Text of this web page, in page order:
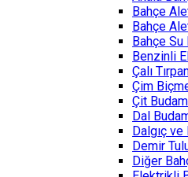
Bahçe
Bahçe
Bahçe Su
Benzinli
Çalı
Çim
Çit
Dal
Dalgıç ve
Demir
Diğer